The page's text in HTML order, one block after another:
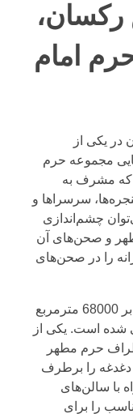
امام
در یکی از
مجموعه حرم
که مشرف به
سرسراها و
چشم‌اندازی
و صحن‌های آن
را در صحن‌های
این هتل با 9370 مترمربع عرصه و بالغ بر 68000 مترمربع
طبقه طراحی شده است. یکی از
حرم مطهر
دغدغه را برطرف
همراه با سالن‌های
را برای